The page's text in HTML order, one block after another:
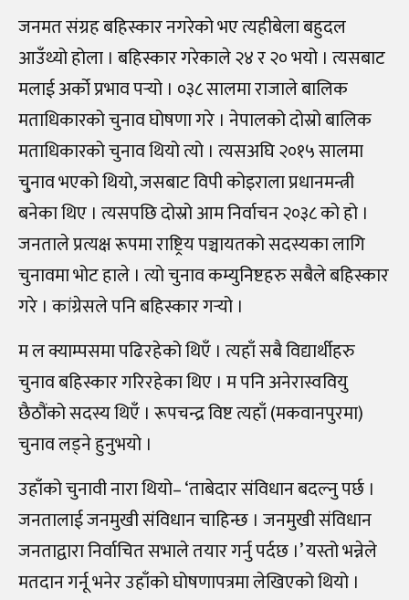
जनमत संग्रह बहिस्कार नगरेको भए त्यहीबेला बहुदल
आउँथ्यो होला । बहिस्कार गरेकाले २४ र २० भयो । त्यसबाट
मलाई अर्को प्रभाव पर्‍यो । ०३८ सालमा राजाले बालिक
मताधिकारको चुनाव घोषणा गरे । नेपालको दोस्रो बालिक
मताधिकारको चुनाव थियो त्यो । त्यसअघि २०१५ सालमा
चु्नाव भएको थियो, जसबाट विपी कोइराला प्रधानमन्त्री
बनेका थिए । त्यसपछि दोस्रो आम निर्वाचन २०३८ को हो ।
जनताले प्रत्यक्ष रूपमा राष्ट्रिय पञ्चायतको सदस्यका लागि
चुनावमा भोट हाले । त्यो चुनाव कम्युनिष्टहरु सबैले बहिस्कार
गरे । कांग्रेसले पनि बहिस्कार गर्‍यो ।
म ल क्याम्पसमा पढिरहेको थिएँ । त्यहाँ सबै विद्यार्थीहरु
चुनाव बहिस्कार गरिरहेका थिए । म पनि अनेरास्ववियु
छैठौंको सदस्य थिएँ । रूपचन्द्र विष्ट त्यहाँ (मकवानपुरमा)
चुनाव लड्ने हुनुभयो ।
उहाँको चुनावी नारा थियो– ‘ताबेदार संविधान बदल्नु पर्छ ।
जनतालाई जनमुखी संविधान चाहिन्छ । जनमुखी संविधान
जनताद्वारा निर्वाचित सभाले तयार गर्नु पर्दछ ।’ यस्तो भन्नेले
मतदान गर्नू भनेर उहाँको घोषणापत्रमा लेखिएको थियो ।